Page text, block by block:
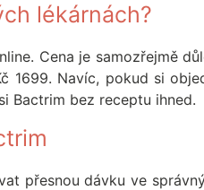
lékárnách?
Cena je samozřejmě
1699. Navíc, pokud si
Bactrim bez receptu ihned.
přesnou dávku ve